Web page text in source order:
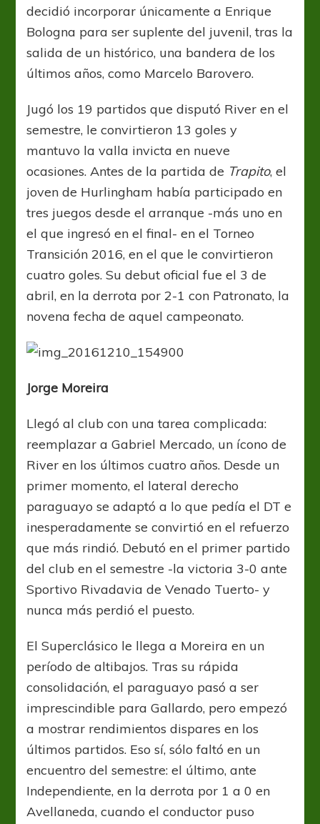
decidió incorporar únicamente a Enrique
Bologna para ser suplente del juvenil, tras la
salida de un histórico, una bandera de los
últimos años, como Marcelo Barovero.
Jugó los 19 partidos que disputó River en el
semestre, le convirtieron 13 goles y
mantuvo la valla invicta en nueve
ocasiones. Antes de la partida de Trapito, el
joven de Hurlingham había participado en
tres juegos desde el arranque -más uno en
el que ingresó en el final- en el Torneo
Transición 2016, en el que le convirtieron
cuatro goles. Su debut oficial fue el 3 de
abril, en la derrota por 2-1 con Patronato, la
novena fecha de aquel campeonato.
Jorge Moreira
Llegó al club con una tarea complicada:
reemplazar a Gabriel Mercado, un ícono de
River en los últimos cuatro años. Desde un
primer momento, el lateral derecho
paraguayo se adaptó a lo que pedía el DT e
inesperadamente se convirtió en el refuerzo
que más rindió. Debutó en el primer partido
del club en el semestre -la victoria 3-0 ante
Sportivo Rivadavia de Venado Tuerto- y
nunca más perdió el puesto.
El Superclásico le llega a Moreira en un
período de altibajos. Tras su rápida
consolidación, el paraguayo pasó a ser
imprescindible para Gallardo, pero empezó
a mostrar rendimientos dispares en los
últimos partidos. Eso sí, sólo faltó en un
encuentro del semestre: el último, ante
Independiente, en la derrota por 1 a 0 en
Avellaneda, cuando el conductor puso